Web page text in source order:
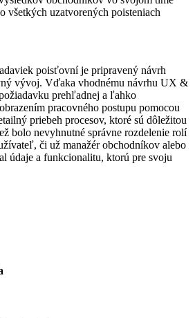
všetkých uzatvorených poisteniach
poisťovní je pripravený návrh
vývoj. Vďaka vhodnému návrhu UX &
prehľadnej a ľahko
pracovného postupu pomocou
priebeh procesov, ktoré sú dôležitou
bolo nevyhnutné správne rozdelenie rolí
či už manažér obchodníkov alebo
údaje a funkcionalitu, ktorú pre svoju